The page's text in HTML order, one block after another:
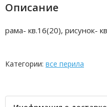
Описание
рама- кв.16(20), рисунок-
Категории: все перила